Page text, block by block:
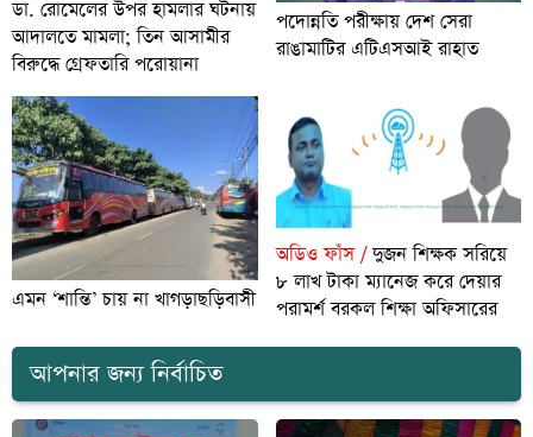
ডা. রোমেলের উপর হামলার ঘটনায়
আদালতে মামলা; তিন আসামীর
বিরুদ্ধে গ্রেফতারি পরোয়ানা
পদোন্নতি পরীক্ষায় দেশ সেরা
রাঙামাটির এটিএসআই রাহাত
এমন ‘শান্তি’ চায় না খাগড়াছড়িবাসী
অডিও ফাঁস /দুজন শিক্ষক সরিয়ে
৮ লাখ টাকা ম্যানেজ করে দেয়ার
পরামর্শ বরকল শিক্ষা অফিসারের
আপনার জন্য নির্বাচিত